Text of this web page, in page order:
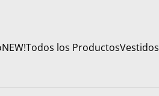
NEW!Todos los ProductosVestidos